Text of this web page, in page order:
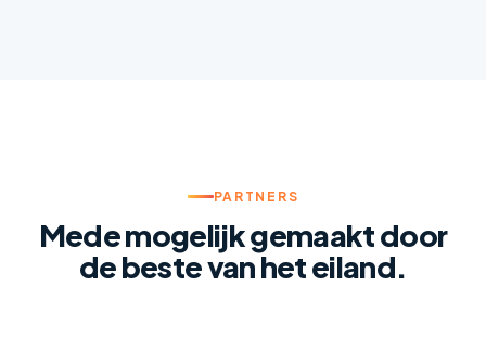
PARTNERS
Mede mogelijk gemaakt door
de beste van het eiland.